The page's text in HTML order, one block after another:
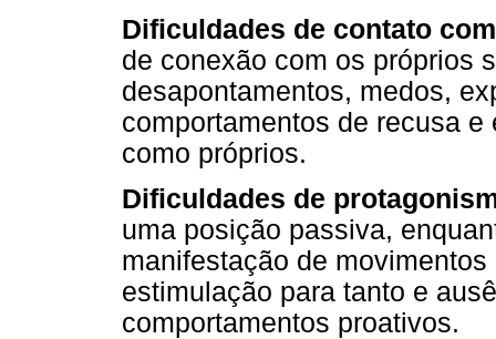
Dificuldades de contato
de conexão com os próprios
desapontamentos, medos,
comportamentos de recusa
como próprios.
Dificuldades de
uma posição passiva,
manifestação de
estimulação para tanto e
comportamentos proativos.